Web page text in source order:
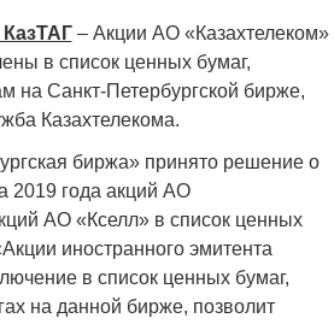
– Акции АО «Казахтелеком»
в список ценных бумаг,
на Санкт-Петербургской бирже,
Казахтелекома.
биржа» принято решение о
2019 года акций АО
АО «Кселл» в список ценных
иностранного эмитента
в список ценных бумаг,
на данной бирже, позволит